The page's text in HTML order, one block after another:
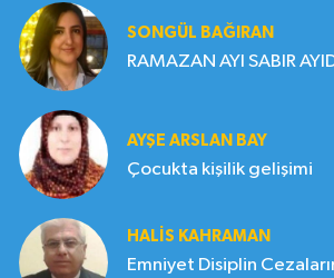
SONGÜL BAĞIRAN
RAMAZAN AYI SABIR
AYŞE ARSLAN BAY
Çocukta kişilik gelişimi
HALIS KAHRAMAN
Emniyet Disiplin